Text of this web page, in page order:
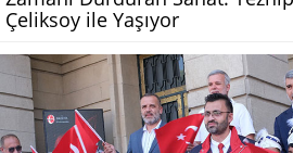
Çeliksoy ile Yaşıyor